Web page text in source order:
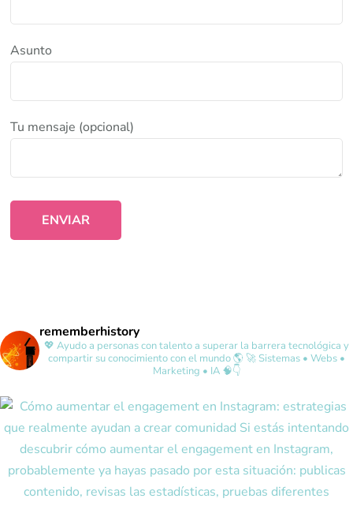
Asunto
Tu mensaje (opcional)
rememberhistory
💖 Ayudo a personas con talento a superar la barrera tecnológica y
compartir su conocimiento con el mundo 🌎 🚀 Sistemas • Webs •
Marketing • IA 🧠👇